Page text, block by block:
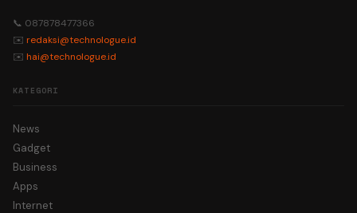
📞 087878477366
✉️ redaksi@technologue.id
✉️ hai@technologue.id
KATEGORI
News
Gadget
Business
Apps
Internet